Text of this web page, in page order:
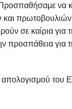
να
σε καίρια
προσπάθεια για
του